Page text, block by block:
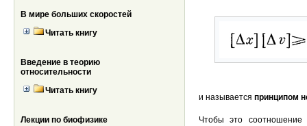
В мире больших скоростей
Читать книгу
Введение в теорию
относительности
Читать книгу
Лекции по биофизике
и называется принципом
Чтобы это соотношение